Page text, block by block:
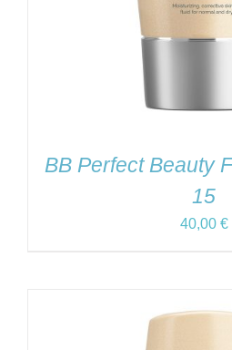
BB Perfect Beauty
15
40,00 €